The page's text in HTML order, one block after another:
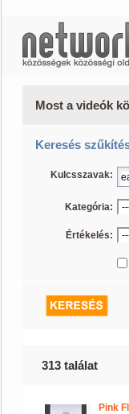
Most a videók
Keresés
Kulcsszavak:
Kategória:
Értékelés:
313 találat
Pink